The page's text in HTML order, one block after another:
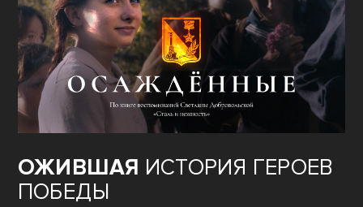
ОЖИВШАЯ ИСТОРИЯ ГЕРОЕВ
ПОБЕДЫ